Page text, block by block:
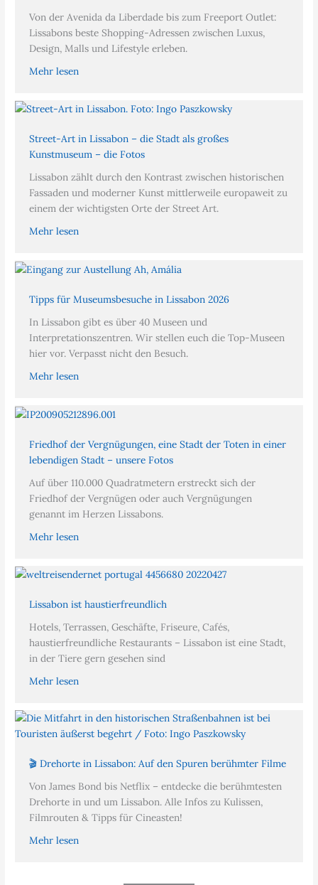
Von der Avenida da Liberdade bis zum Freeport Outlet:
Lissabons beste Shopping-Adressen zwischen Luxus,
Design, Malls und Lifestyle erleben.
Mehr lesen
Street-Art in Lissabon – die Stadt als großes
Kunstmuseum – die Fotos
Lissabon zählt durch den Kontrast zwischen historischen
Fassaden und moderner Kunst mittlerweile europaweit zu
einem der wichtigsten Orte der Street Art.
Mehr lesen
Tipps für Museumsbesuche in Lissabon 2026
In Lissabon gibt es über 40 Museen und
Interpretationszentren. Wir stellen euch die Top-Museen
hier vor. Verpasst nicht den Besuch.
Mehr lesen
Friedhof der Vergnügungen, eine Stadt der Toten in einer
lebendigen Stadt – unsere Fotos
Auf über 110.000 Quadratmetern erstreckt sich der
Friedhof der Vergnügen oder auch Vergnügungen
genannt im Herzen Lissabons.
Mehr lesen
Lissabon ist haustierfreundlich
Hotels, Terrassen, Geschäfte, Friseure, Cafés,
haustierfreundliche Restaurants – Lissabon ist eine Stadt,
in der Tiere gern gesehen sind
Mehr lesen
🎬 Drehorte in Lissabon: Auf den Spuren berühmter Filme
Von James Bond bis Netflix – entdecke die berühmtesten
Drehorte in und um Lissabon. Alle Infos zu Kulissen,
Filmrouten & Tipps für Cineasten!
Mehr lesen